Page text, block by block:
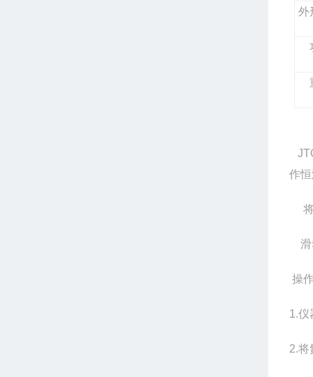
外
作
操
1.仪
2.将